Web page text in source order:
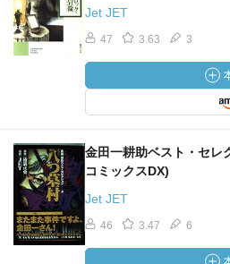
Jet JET
47 3.63 3
金田一耕助ベスト・セレ
コミックスDX)
Jet JET
46 3.47 6